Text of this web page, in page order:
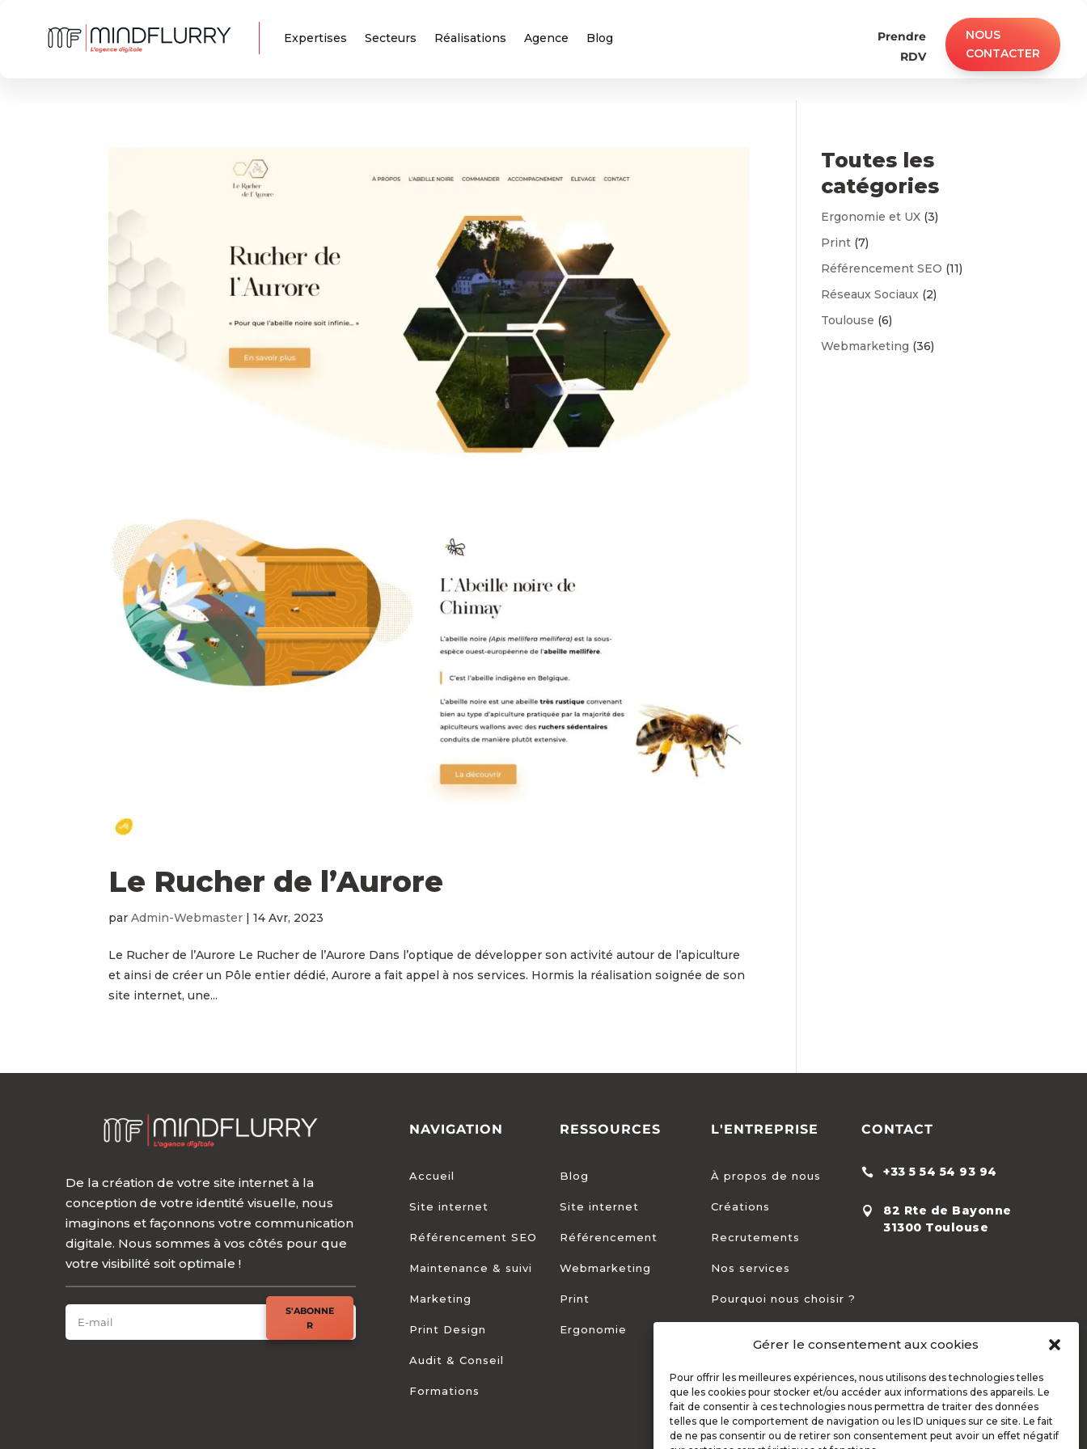
Gérer le consentement aux cookies
Pour offrir les meilleures expériences, nous utilisons des technologies telles
que les cookies pour stocker et/ou accéder aux informations des appareils. Le
fait de consentir à ces technologies nous permettra de traiter des données
telles que le comportement de navigation ou les ID uniques sur ce site. Le fait
de ne pas consentir ou de retirer son consentement peut avoir un effet négatif
Expertises Secteurs Réalisations Agence Blog
Prendre
RDV
NOUS
CONTACTER
Le Rucher de l’Aurore
parAdmin-Webmaster |14 Avr, 2023
Le Rucher de l’Aurore Le Rucher de l’Aurore Dans l’optique de développer son activité autour de l’apiculture
et ainsi de créer un Pôle entier dédié, Aurore a fait appel à nos services. Hormis la réalisation soignée de son
site internet, une...
Toutes les
catégories
Ergonomie et UX (3)
Print (7)
Référencement SEO (11)
Réseaux Sociaux (2)
Toulouse (6)
Webmarketing (36)
De la création de votre site internet à la
conception de votre identité visuelle, nous
imaginons et façonnons votre communication
digitale. Nous sommes à vos côtés pour que
votre visibilité soit optimale !
SOUSCRIRE À NOTRE (SUPER) NEWSLETTER
S'ABONNE
R
NAVIGATION
Accueil
Site internet
Référencement SEO
Maintenance & suivi
Marketing
Print Design
Audit & Conseil
Formations
RESSOURCES
Blog
Site internet
Référencement
Webmarketing
Print
Ergonomie
L'ENTREPRISE
À propos de nous
Créations
Recrutements
Nos services
Pourquoi nous choisir ?
CONTACT
 +33 5 54 54 93 94

82 Rte de Bayonne
31300 Toulouse